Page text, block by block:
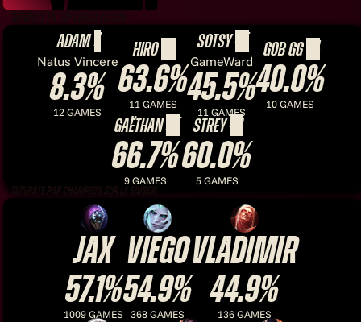
Adam
Natus Vincere
8.3%
12 GAMES
Hiro 30
63.6%
11 GAMES
Sotsy45
GameWard
45.5%
11 GAMES
Gob GG 34
40.0%
10 GAMES
Gaëthan 25
66.7%
9 GAMES
Strey 42
60.0%
5 GAMES
Jax
57.1%
1009 GAMES
Viego
54.9%
368 GAMES
Vladimir
44.9%
136 GAMES